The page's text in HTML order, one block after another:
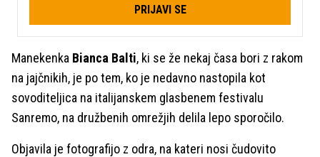
PRIJAVI SE
Manekenka Bianca Balti, ki se že nekaj časa bori z rakom
na jajčnikih, je po tem, ko je nedavno nastopila kot
sovoditeljica na italijanskem glasbenem festivalu
Sanremo, na družbenih omrežjih delila lepo sporočilo.
Objavila je fotografijo z odra, na kateri nosi čudovito